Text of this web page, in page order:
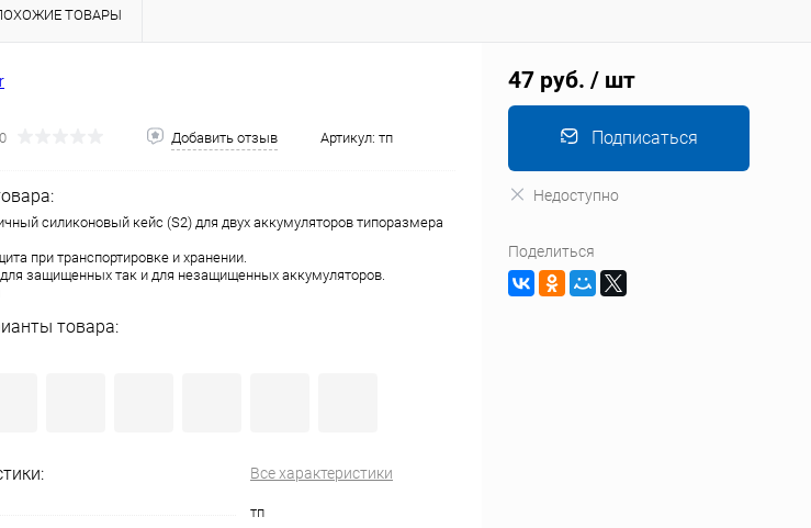
ТОВАРЫ
Добавить отзыв Артикул: тп
силиконовый кейс (S2) для двух аккумуляторов типоразмера
при транспортировке и хранении.
защищенных так и для незащищенных аккумуляторов.
товара:
Все характеристики
тп
47 руб. / шт
Подписаться
Недоступно
Поделиться